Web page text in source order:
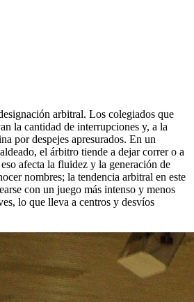
arbitral. Los colegiados que
la cantidad de interrupciones y, a la
por despejes apresurados. En un
el árbitro tiende a dejar correr o a
afecta la fluidez y la generación de
nombres; la tendencia arbitral en este
con un juego más intenso y menos
lo que lleva a centros y desvíos